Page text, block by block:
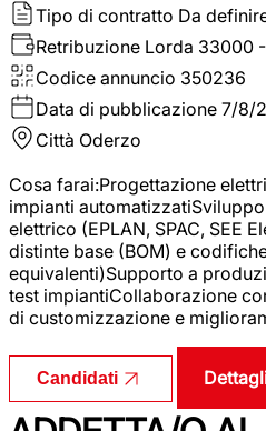
Tipo di contratto Da
Retribuzione Lorda 33000
Codice annuncio 350236
Data di pubblicazione 7/8/
Città Oderzo
Cosa farai:Progettazione
impianti
elettrico (EPLAN, SPAC, SEE
distinte base (BOM) e
equivalenti)Supporto a
test impiantiCollaborazione
di customizzazione e
Candidati